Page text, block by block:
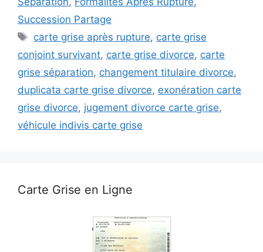
Succession Partage
Étiquettes
carte grise après rupture, carte grise
conjoint survivant, carte grise divorce, carte
grise séparation, changement titulaire divorce,
duplicata carte grise divorce, exonération carte
grise divorce, jugement divorce carte grise,
véhicule indivis carte grise
Carte Grise en Ligne